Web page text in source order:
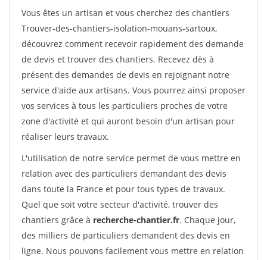
Vous êtes un artisan et vous cherchez des chantiers
Trouver-des-chantiers-isolation-mouans-sartoux,
découvrez comment recevoir rapidement des demande
de devis et trouver des chantiers. Recevez dès à
présent des demandes de devis en rejoignant notre
service d'aide aux artisans. Vous pourrez ainsi proposer
vos services à tous les particuliers proches de votre
zone d'activité et qui auront besoin d'un artisan pour
réaliser leurs travaux.
L'utilisation de notre service permet de vous mettre en
relation avec des particuliers demandant des devis
dans toute la France et pour tous types de travaux.
Quel que soit votre secteur d'activité, trouver des
chantiers grâce à recherche-chantier.fr. Chaque jour,
des milliers de particuliers demandent des devis en
ligne. Nous pouvons facilement vous mettre en relation